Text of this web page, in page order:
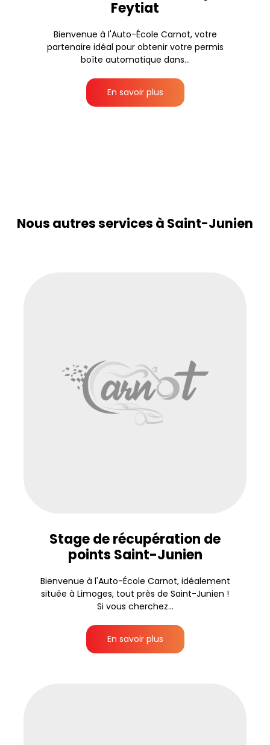
Feytiat
Bienvenue à l'Auto-École Carnot, votre
partenaire idéal pour obtenir votre permis
boîte automatique dans...
En savoir plus
Nous autres services à Saint-Junien
Stage de récupération de
points Saint-Junien
Bienvenue à l'Auto-École Carnot, idéalement
située à Limoges, tout près de Saint-Junien !
Si vous cherchez...
En savoir plus